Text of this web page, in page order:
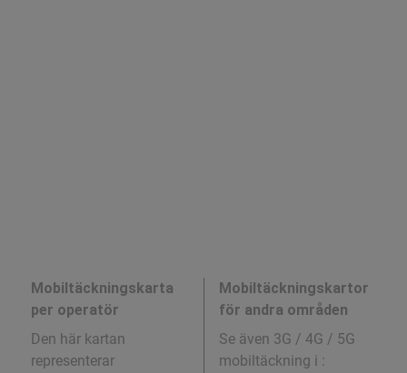
Mobiltäckningskarta
per operatör
Den här kartan
representerar
Mobiltäckningskartor
för andra områden
Se även 3G / 4G / 5G
mobiltäckning i :